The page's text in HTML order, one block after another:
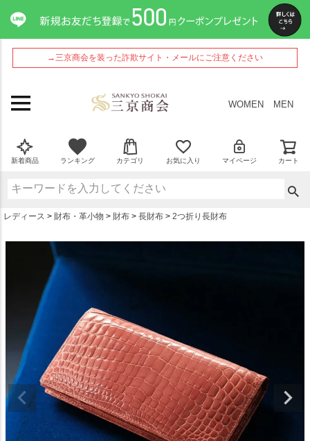
→三京商会を装った詐欺サイト・メールにご注意ください
WOMEN MEN
新着商品 ランキング カテゴリ お気に入り マイページ カート
レディース 財布・革小物 財布 長財布 2つ折り長財布
ペー
ジト
ップ
へ